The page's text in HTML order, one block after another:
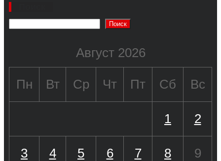
Поиск
Август 2026
Пн Вт Ср Чт Пт Сб Вс
1 2
3 4 5 6 7 8 9